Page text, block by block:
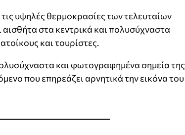
υψηλές θερμοκρασίες των τελευταίων
στα κεντρικά και πολυσύχναστα
και τουρίστες.
και φωτογραφημένα σημεία της
που επηρεάζει αρνητικά την εικόνα του